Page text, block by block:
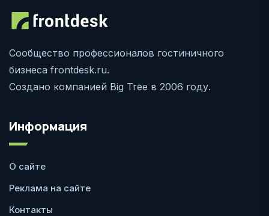
Сообщество профессионалов гостиничного
бизнеса frontdesk.ru.
Создано компанией Big Tree в 2006 году.
Информация
О сайте
Реклама на сайте
Контакты